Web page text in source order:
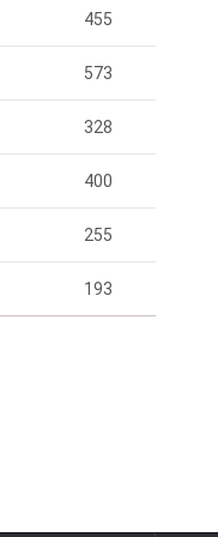
455
573
328
400
255
193